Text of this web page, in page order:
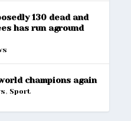
130 dead and
has run aground
champions again
, Sport